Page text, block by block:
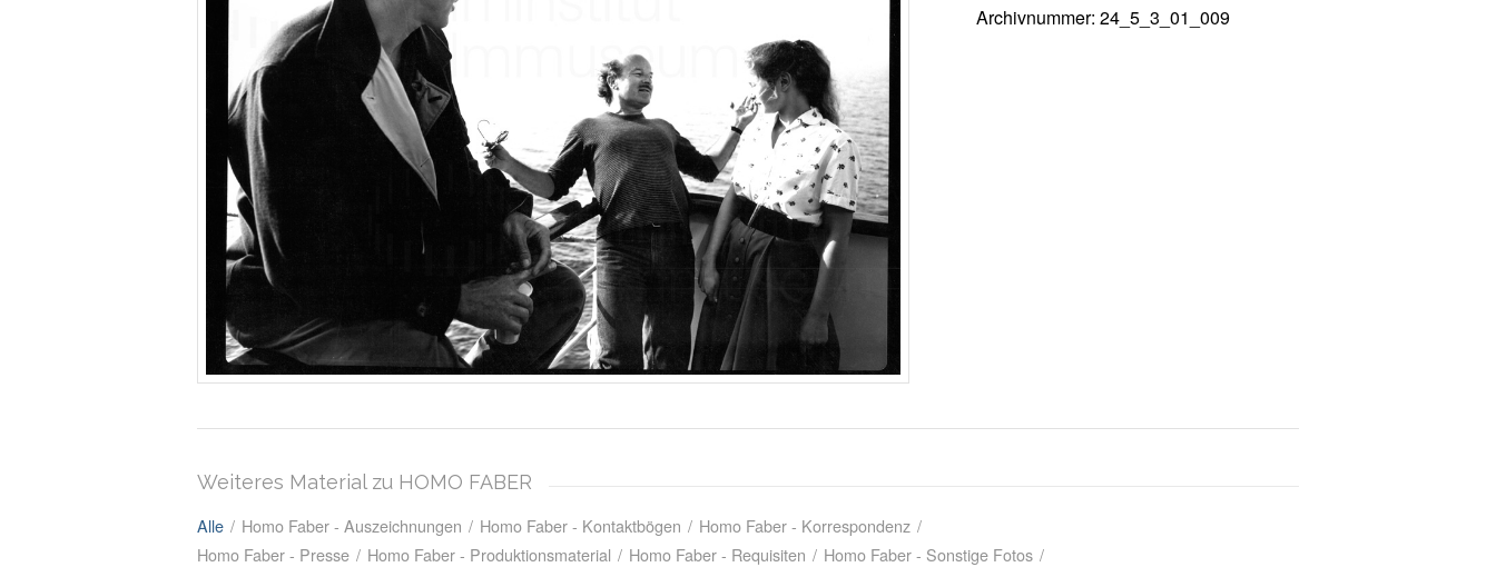
Archivnummer: 24_5_3_01_009
Weiteres Material zu HOMO FABER
Alle / Homo Faber - Auszeichnungen / Homo Faber - Kontaktbögen / Homo Faber - Korrespondenz /
Homo Faber - Presse / Homo Faber - Produktionsmaterial / Homo Faber - Requisiten / Homo Faber - Sonstige Fotos /